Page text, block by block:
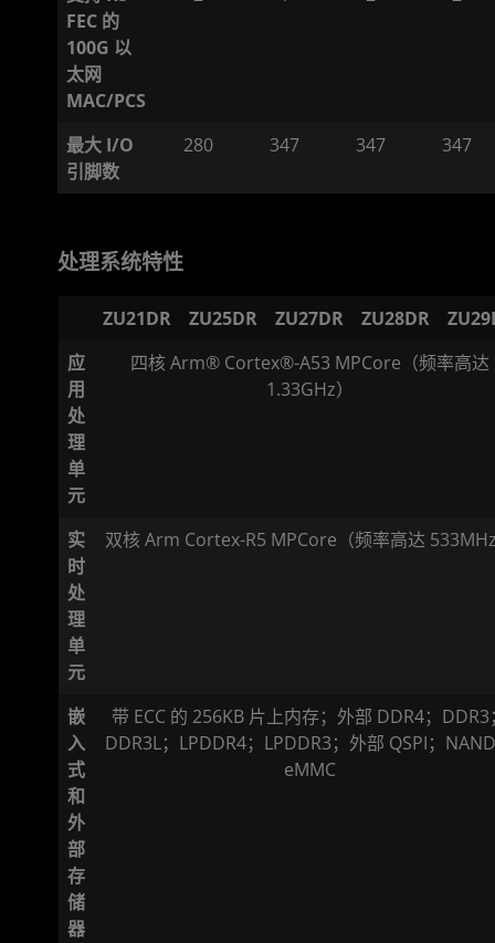
FEC 的
100G 以
太网
MAC/PCS
最大 I/O
引脚数
280 347 347 347
处理系统特性
ZU21DR ZU25DR ZU27DR ZU28DR
应
用
处
理
单
元
四核 Arm® Cortex®-A53 MPCore（频率高达
1.33GHz）
实
时
处
理
单
元
双核 Arm Cortex-R5 MPCore（频率高达
嵌
入
式
和
外
部
存
储
器
带 ECC 的 256KB 片上内存；外部 DDR4；DDR3
DDR3L；LPDDR4；LPDDR3；外部 QSPI；
eMMC